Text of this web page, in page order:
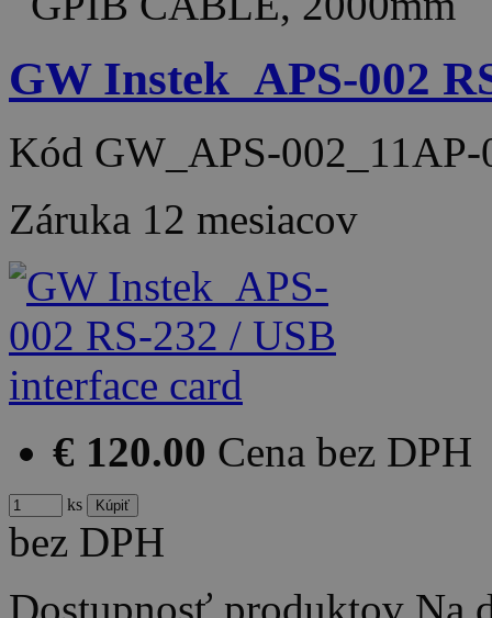
GW Instek_APS-002
Kód GW_APS-
Záruka 12 mesiacov
€ 120.00 Cena bez DPH
ks
bez DPH
Dostupnosť produktov Na